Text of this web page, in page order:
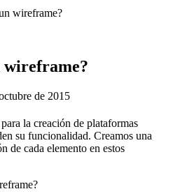
wireframe?
wireframe?
de 2015
la creación de plataformas
su funcionalidad. Creamos una
de cada elemento en estos